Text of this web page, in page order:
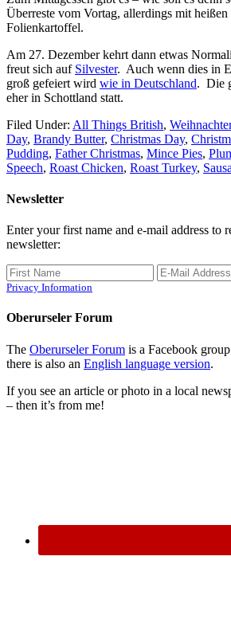
Überreste vom Vortag, allerdings mit
Folienkartoffel.
Am 27. Dezember kehrt dann etwas
freut sich auf Silvester. Auch wenn dies in
groß gefeiert wird wie in Deutschland. Die
eher in Schottland statt.
Filed Under: All Things British,
Day, Brandy Butter, Christmas Day,
Pudding, Father Christmas, Mince Pies,
Speech, Roast Chicken, Roast Turkey,
Newsletter
Enter your first name and e-mail address to
newsletter:
Privacy Information
Oberurseler Forum
The Oberurseler Forum is a Facebook
there is also an English language version.
If you see an article or photo in a local
– then it’s from me!